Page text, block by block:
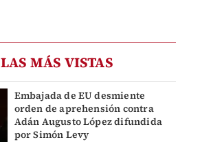
LAS MÁS VISTAS
Embajada de EU desmiente
orden de aprehensión contra
Adán Augusto López difundida
por Simón Levy